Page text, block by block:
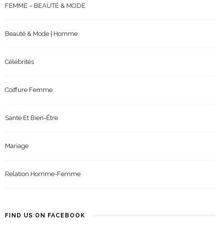
FEMME – BEAUTÉ & MODE
Beauté & Mode | Homme
Célébrités
Coiffure Femme
Santé Et Bien-Être
Mariage
Relation Homme-Femme
FIND US ON FACEBOOK